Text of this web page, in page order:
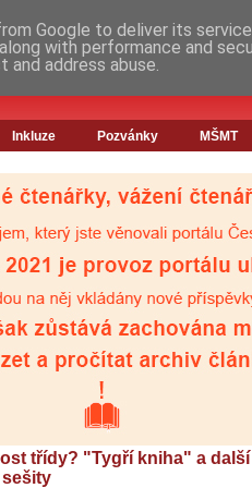
Inkluze Pozvánky MŠMT
třídy? "Tygří kniha" a
Google to deliver its
with performance and
address abuse.